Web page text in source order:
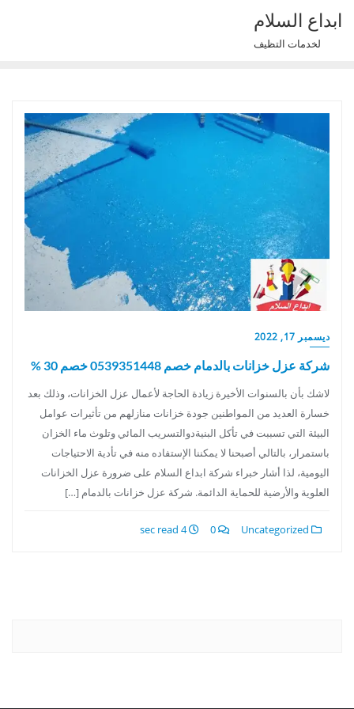
Skip
content
ابداع السلام
لخدمات التظيف
ديسمبر 17, 2022
شركة عزل خزانات بالدمام خصم 0539351448 خصم 30 %
لاشك بأن بالسنوات الأخيرة زيادة الحاجة لأعمال عزل الخزانات، وذلك بعد
خسارة العديد من المواطنين جودة خزانات منازلهم من تأثيرات عوامل
البيئة التي تسببت في تأكل البنيةدوالتسريب المائي وتلوث ماء الخزان
باستمرار، بالتالي أصبحنا لا يمكننا الإستفاده منه في تأدية الاحتياجات
اليومية، لذا أشار خبراء شركة ابداع السلام على ضرورة عزل الخزانات
العلوية والأرضية للحماية الدائمة. شركة عزل خزانات بالدمام […]
4 sec read